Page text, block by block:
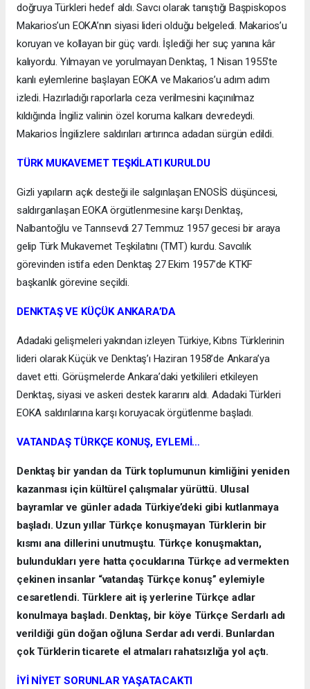
doğruya Türkleri hedef aldı. Savcı olarak tanıştığı Başpiskopos
Makarios’un EOKA’nın siyasi lideri olduğu belgeledi. Makarios’u
koruyan ve kollayan bir güç vardı. İşlediği her suç yanına kâr
kalıyordu. Yılmayan ve yorulmayan Denktaş, 1 Nisan 1955’te
kanlı eylemlerine başlayan EOKA ve Makarios’u adım adım
izledi. Hazırladığı raporlarla ceza verilmesini kaçınılmaz
kıldığında İngiliz valinin özel koruma kalkanı devredeydi.
Makarios İngilizlere saldırıları artırınca adadan sürgün edildi.
TÜRK MUKAVEMET TEŞKİLATI KURULDU
Gizli yapıların açık desteği ile salgınlaşan ENOSİS düşüncesi,
saldırganlaşan EOKA örgütlenmesine karşı Denktaş,
Nalbantoğlu ve Tanrısevdi 27 Temmuz 1957 gecesi bir araya
gelip Türk Mukavemet Teşkilatını (TMT) kurdu. Savcılık
görevinden istifa eden Denktaş 27 Ekim 1957’de KTKF
başkanlık görevine seçildi.
DENKTAŞ VE KÜÇÜK ANKARA’DA
Adadaki gelişmeleri yakından izleyen Türkiye, Kıbrıs Türklerinin
lideri olarak Küçük ve Denktaş’ı Haziran 1958’de Ankara’ya
davet etti. Görüşmelerde Ankara’daki yetkilileri etkileyen
Denktaş, siyasi ve askeri destek kararını aldı. Adadaki Türkleri
EOKA saldırılarına karşı koruyacak örgütlenme başladı.
VATANDAŞ TÜRKÇE KONUŞ, EYLEMİ…
Denktaş bir yandan da Türk toplumunun kimliğini yeniden
kazanması için kültürel çalışmalar yürüttü. Ulusal
bayramlar ve günler adada Türkiye’deki gibi kutlanmaya
başladı. Uzun yıllar Türkçe konuşmayan Türklerin bir
kısmı ana dillerini unutmuştu. Türkçe konuşmaktan,
bulundukları yere hatta çocuklarına Türkçe ad vermekten
çekinen insanlar “vatandaş Türkçe konuş” eylemiyle
cesaretlendi. Türklere ait iş yerlerine Türkçe adlar
konulmaya başladı. Denktaş, bir köye Türkçe Serdarlı adı
verildiği gün doğan oğluna Serdar adı verdi. Bunlardan
çok Türklerin ticarete el atmaları rahatsızlığa yol açtı.
İYİ NİYET SORUNLAR YAŞATACAKTI